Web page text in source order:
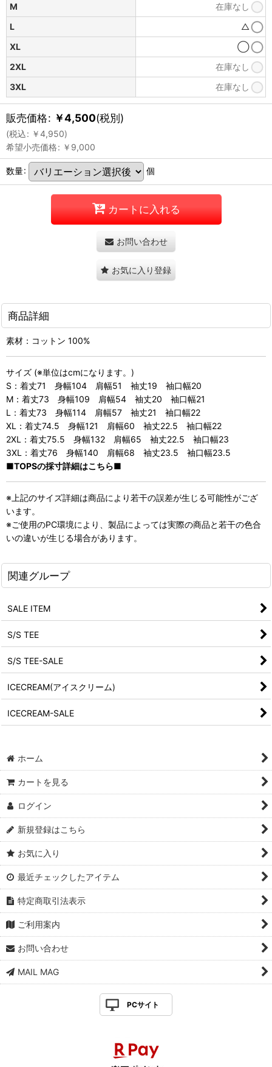
M
在庫なし
L
△
XL
◯
2XL
在庫なし
3XL
在庫なし
販売価格: ￥4,500(税別)
(税込: ￥4,950)
希望小売価格: ￥ 9,000
数量: 個
カートに入れる
お問い合わせ
お気に入り登録
商品詳細
素材：コットン 100%
サイズ (※単位はcmになります。)
S：着丈71 身幅104 肩幅51 袖丈19 袖口幅20
M：着丈73 身幅109 肩幅54 袖丈20 袖口幅21
L：着丈73 身幅114 肩幅57 袖丈21 袖口幅22
XL：着丈74.5 身幅121 肩幅60 袖丈22.5 袖口幅22
2XL：着丈75.5 身幅132 肩幅65 袖丈22.5 袖口幅23
3XL：着丈76 身幅140 肩幅68 袖丈23.5 袖口幅23.5
■TOPSの採寸詳細はこちら■
※上記のサイズ詳細は商品により若干の誤差が生じる可能性がござ
います。
※ご使用のPC環境により、製品によっては実際の商品と若干の色合
いの違いが生じる場合があります。
関連グループ
SALE ITEM
S/S TEE
S/S TEE-SALE
ICECREAM(アイスクリーム)
ICECREAM-SALE
ホーム
カートを見る
ログイン
新規登録はこちら
お気に入り
最近チェックしたアイテム
特定商取引法表示
ご利用案内
お問い合わせ
MAIL MAG
PCサイト